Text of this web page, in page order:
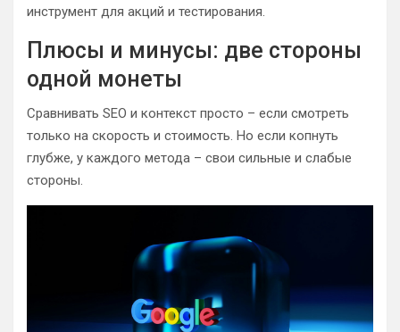
инструмент для акций и тестирования.
Плюсы и минусы: две стороны
одной монеты
Сравнивать SEO и контекст просто – если смотреть
только на скорость и стоимость. Но если копнуть
глубже, у каждого метода – свои сильные и слабые
стороны.